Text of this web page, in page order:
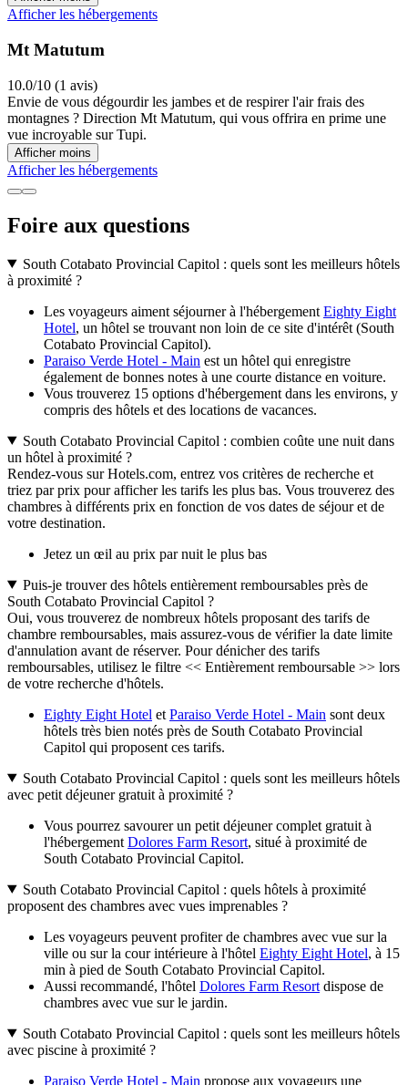
Afficher les hébergements
Mt Matutum
10.0/10 (1 avis)
Envie de vous dégourdir les jambes et de respirer l'air frais des
montagnes ? Direction Mt Matutum, qui vous offrira en prime une
vue incroyable sur Tupi.
Afficher moins
Afficher les hébergements
Foire aux questions
South Cotabato Provincial Capitol : quels sont les meilleurs hôtels
à proximité ?
Les voyageurs aiment séjourner à l'hébergement Eighty Eight
Hotel, un hôtel se trouvant non loin de ce site d'intérêt (South
Cotabato Provincial Capitol).
Paraiso Verde Hotel - Main est un hôtel qui enregistre
également de bonnes notes à une courte distance en voiture.
Vous trouverez 15 options d'hébergement dans les environs, y
compris des hôtels et des locations de vacances.
South Cotabato Provincial Capitol : combien coûte une nuit dans
un hôtel à proximité ?
Rendez-vous sur Hotels.com, entrez vos critères de recherche et
triez par prix pour afficher les tarifs les plus bas. Vous trouverez des
chambres à différents prix en fonction de vos dates de séjour et de
votre destination.
Jetez un œil au prix par nuit le plus bas
Puis-je trouver des hôtels entièrement remboursables près de
South Cotabato Provincial Capitol ?
Oui, vous trouverez de nombreux hôtels proposant des tarifs de
chambre remboursables, mais assurez-vous de vérifier la date limite
d'annulation avant de réserver. Pour dénicher des tarifs
remboursables, utilisez le filtre << Entièrement remboursable >> lors
de votre recherche d'hôtels.
Eighty Eight Hotel et Paraiso Verde Hotel - Main sont deux
hôtels très bien notés près de South Cotabato Provincial
Capitol qui proposent ces tarifs.
South Cotabato Provincial Capitol : quels sont les meilleurs hôtels
avec petit déjeuner gratuit à proximité ?
Vous pourrez savourer un petit déjeuner complet gratuit à
l'hébergement Dolores Farm Resort, situé à proximité de
South Cotabato Provincial Capitol.
South Cotabato Provincial Capitol : quels hôtels à proximité
proposent des chambres avec vues imprenables ?
Les voyageurs peuvent profiter de chambres avec vue sur la
ville ou sur la cour intérieure à l'hôtel Eighty Eight Hotel, à 15
min à pied de South Cotabato Provincial Capitol.
Aussi recommandé, l'hôtel Dolores Farm Resort dispose de
chambres avec vue sur le jardin.
South Cotabato Provincial Capitol : quels sont les meilleurs hôtels
avec piscine à proximité ?
Paraiso Verde Hotel - Main propose aux voyageurs une